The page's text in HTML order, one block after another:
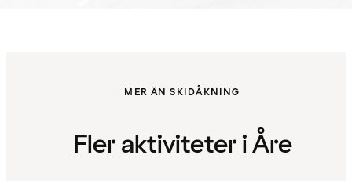
MER ÄN SKIDÅKNING
Fler aktiviteter i Åre